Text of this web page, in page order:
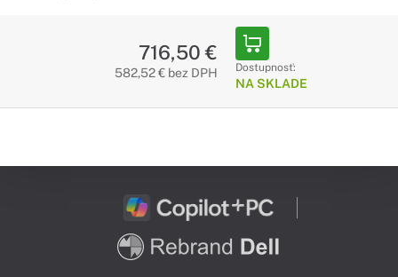
716,50 €
582,52 € bez DPH Dostupnosť:
NA SKLADE